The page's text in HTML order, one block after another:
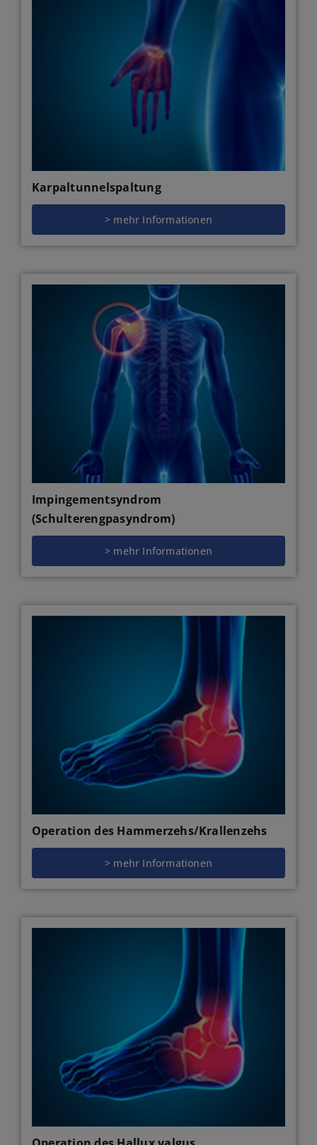
Karpaltunnelspaltung
> mehr Informationen
Impingementsyndrom
(Schulterengpasyndrom)
> mehr Informationen
Operation des Hammerzehs/Krallenzehs
> mehr Informationen